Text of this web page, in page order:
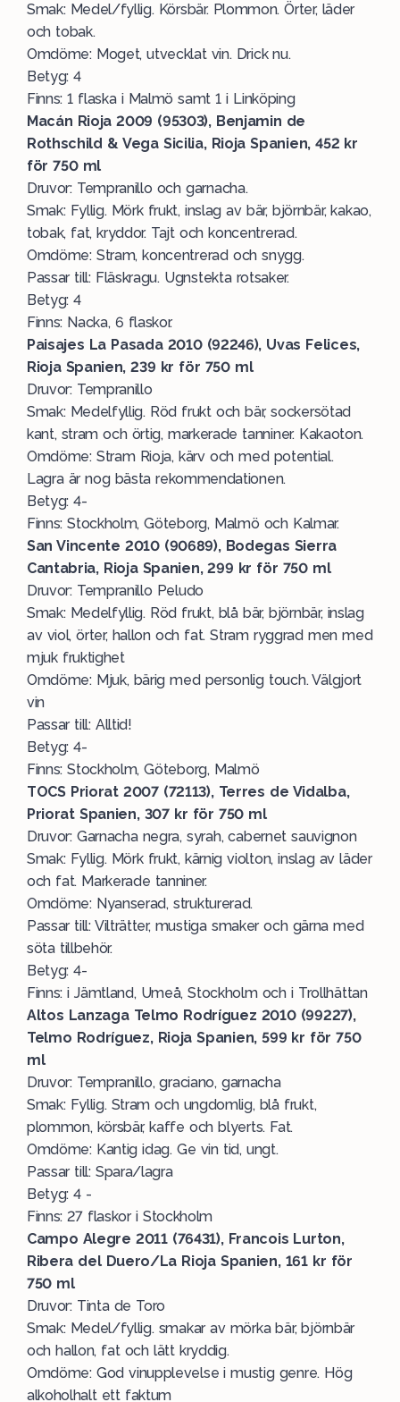
Smak: Medel/fyllig. Körsbär. Plommon. Örter, läder
och tobak.
Omdöme: Moget, utvecklat vin. Drick nu.
Betyg: 4
Finns: 1 flaska i Malmö samt 1 i Linköping
Macán Rioja 2009 (95303), Benjamin de
Rothschild & Vega Sicilia, Rioja Spanien, 452 kr
för 750 ml
Druvor: Tempranillo och garnacha.
Smak: Fyllig. Mörk frukt, inslag av bär, björnbär, kakao,
tobak, fat, kryddor. Tajt och koncentrerad.
Omdöme: Stram, koncentrerad och snygg.
Passar till: Fläskragu. Ugnstekta rotsaker.
Betyg: 4
Finns: Nacka, 6 flaskor.
Paisajes La Pasada 2010 (92246), Uvas Felices,
Rioja Spanien, 239 kr för 750 ml
Druvor: Tempranillo
Smak: Medelfyllig. Röd frukt och bär, sockersötad
kant, stram och örtig, markerade tanniner. Kakaoton.
Omdöme: Stram Rioja, kärv och med potential.
Lagra är nog bästa rekommendationen.
Betyg: 4-
Finns: Stockholm, Göteborg, Malmö och Kalmar.
San Vincente 2010 (90689), Bodegas Sierra
Cantabria, Rioja Spanien, 299 kr för 750 ml
Druvor: Tempranillo Peludo
Smak: Medelfyllig. Röd frukt, blå bär, björnbär, inslag
av viol, örter, hallon och fat. Stram ryggrad men med
mjuk fruktighet
Omdöme: Mjuk, bärig med personlig touch. Välgjort
vin
Passar till: Alltid!
Betyg: 4-
Finns: Stockholm, Göteborg, Malmö
TOCS Priorat 2007 (72113), Terres de Vidalba,
Priorat Spanien, 307 kr för 750 ml
Druvor: Garnacha negra, syrah, cabernet sauvignon
Smak: Fyllig. Mörk frukt, kärnig violton, inslag av läder
och fat. Markerade tanniner.
Omdöme: Nyanserad, strukturerad.
Passar till: Vilträtter, mustiga smaker och gärna med
söta tillbehör.
Betyg: 4-
Finns: i Jämtland, Umeå, Stockholm och i Trollhättan
Altos Lanzaga Telmo Rodríguez 2010 (99227),
Telmo Rodríguez, Rioja Spanien, 599 kr för 750
ml
Druvor: Tempranillo, graciano, garnacha
Smak: Fyllig. Stram och ungdomlig, blå frukt,
plommon, körsbär, kaffe och blyerts. Fat.
Omdöme: Kantig idag. Ge vin tid, ungt.
Passar till: Spara/lagra
Betyg: 4 -
Finns: 27 flaskor i Stockholm
Campo Alegre 2011 (76431), Francois Lurton,
Ribera del Duero/La Rioja Spanien, 161 kr för
750 ml
Druvor: Tinta de Toro
Smak: Medel/fyllig. smakar av mörka bär, björnbär
och hallon, fat och lätt kryddig.
Omdöme: God vinupplevelse i mustig genre. Hög
alkoholhalt ett faktum